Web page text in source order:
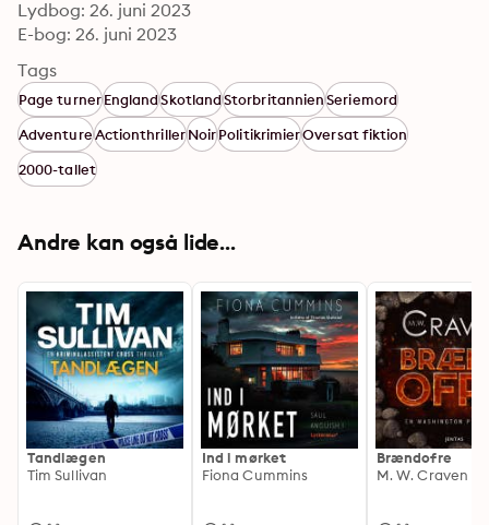
Lydbog: 26. juni 2023
E-bog: 26. juni 2023
Tags
Page turnerEnglandSkotlandStorbritannienSeriemord
AdventureActionthrillerNoirPolitikrimierOversat fiktion
2000-tallet
Andre kan også lide...
Tandlægen
Tim Sullivan
Ind i mørket
Fiona Cummins
Brændofre
M. W. Craven